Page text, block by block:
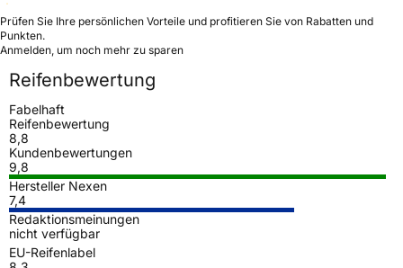
Prüfen Sie Ihre persönlichen Vorteile und profitieren Sie von Rabatten und
Punkten.
Anmelden, um noch mehr zu sparen
Reifenbewertung
Fabelhaft
Reifenbewertung
8,8
Kundenbewertungen
9,8
Hersteller Nexen
7,4
Redaktionsmeinungen
nicht verfügbar
EU-Reifenlabel